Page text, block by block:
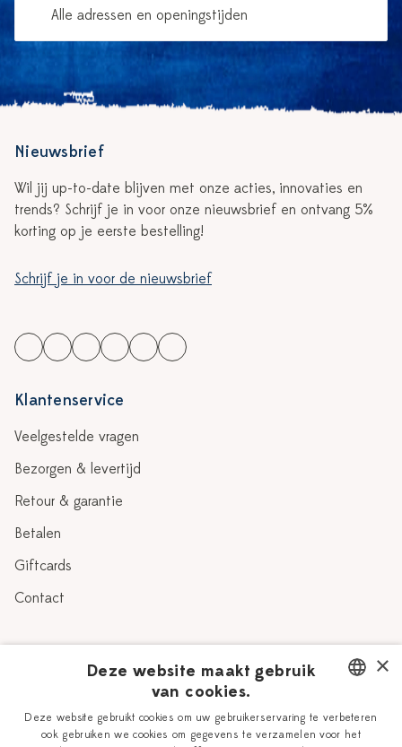
Alle adressen en openingstijden
Nieuwsbrief
Wil jij up-to-date blijven met onze acties, innovaties en
trends? Schrijf je in voor onze nieuwsbrief en ontvang 5%
korting op je eerste bestelling!
Schrijf je in voor de nieuwsbrief
Klantenservice
Veelgestelde vragen
Bezorgen & levertijd
Retour & garantie
Betalen
Giftcards
Contact
Verhaal
Delfts Blauw
Workshops
DUTCH
×
Deze website maakt gebruik
van cookies.
Deze website gebruikt cookies om uw gebruikerservaring te verbeteren
ook gebruiken we cookies om gegevens te verzamelen voor het